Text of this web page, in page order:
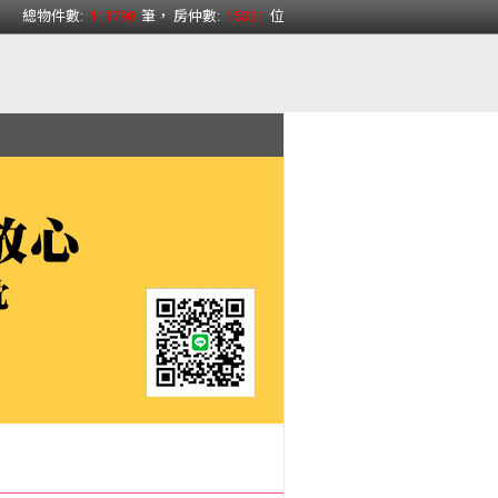
總物件數: 111798 筆， 房仲數: 15331 位